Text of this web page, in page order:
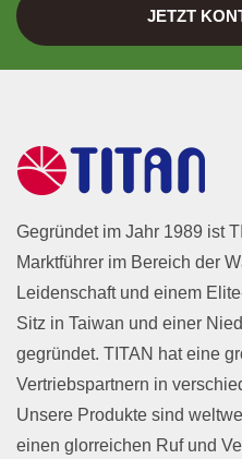
JETZT
Gegründet im Jahr 1989 ist
Marktführer im Bereich der
Leidenschaft und einem
Sitz in Taiwan und einer
gegründet. TITAN hat eine
Vertriebspartnern in
Unsere Produkte sind
einen glorreichen Ruf und